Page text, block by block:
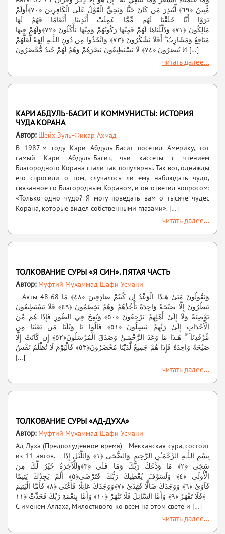
مُّبِينٌ ﴿٦٩﴾ لِّيُنذِرَ مَن كَانَ حَيًّا وَيَحِقَّ الْقَوْلُ عَلَى الْكَافِرِينَ ﴿٧٠﴾أَوَلَمْ
يَرَوْا أَنَّا خَلَقْنَا لَهُم مِّمَّا عَمِلَتْ أَيْدِينَا أَنْعَامًا فَهُمْ لَهَا
مَالِكُونَ ﴿٧١﴾ وَذَلَّلْنَاهَا لَهُمْ فَمِنْهَا رَكُوبُهُمْ وَمِنْهَا يَأْكُلُونَ ﴿٧٢﴾وَلَهُمْ فِيهَا
مَنَافِعُ وَمَشَارِبُ ۖ أَفَلَا يَشْكُرُونَ ﴿٧٣﴾ وَاتَّخَذُوا مِن دُونِ اللَّـهِ آلِهَةً لَّعَلَّهُمْ
يُنصَرُونَ ﴿٧٤﴾ لَا يَسْتَطِيعُونَ نَصْرَهُمْ وَهُمْ لَهُمْ جُندٌ مُّحْضَرُونَ И […]
читать далее...
КАРИ АБДУЛЬ-БАСИТ И КОММУНИСТЫ: ИСТОРИЯ
ЧУДА КОРАНА
Автор: Шейх Зуль-Фикар Ахмад
В 1987-м году Кари Абдуль-Басит посетил Америку, тот
самый Кари Абдуль-Басит, чьи кассеты с чтением
Благородного Корана стали так популярны. Так вот, однажды
его спросили о том, случалось ли ему наблюдать чудо,
связанное со Благородным Кораном, и он ответил вопросом:
«Только одно чудо? Я могу поведать вам о тысяче чудес
Корана, которые видел собственными глазами». […]
читать далее...
ТОЛКОВАНИЕ СУРЫ «Я СИН». ПЯТАЯ ЧАСТЬ
Автор: Муфтий Мухаммад Шафи Усмани
Аяты 48-68 وَيَقُولُونَ مَتَىٰ هَـٰذَا الْوَعْدُ إِن كُنتُمْ صَادِقِينَ ﴿٤٨﴾ مَا
يَنظُرُونَ إِلَّا صَيْحَةً وَاحِدَةً تَأْخُذُهُمْ وَهُمْ يَخِصِّمُونَ ﴿٤٩﴾ فَلَا يَسْتَطِيعُونَ
تَوْصِيَةً وَلَا إِلَىٰ أَهْلِهِمْ يَرْجِعُونَ ﴿٥٠﴾ وَنُفِخَ فِي الصُّورِ فَإِذَا هُم مِّنَ
الْأَجْدَاثِ إِلَىٰ رَبِّهِمْ يَنسِلُونَ ﴿٥١﴾ قَالُوا يَا وَيْلَنَا مَن بَعَثَنَا مِن
مَّرْقَدِنَا ۜ ۗ هَـٰذَا مَا وَعَدَ الرَّحْمَـٰنُ وَصَدَقَ الْمُرْسَلُونَ﴿٥٢﴾ إِن كَانَتْ إِلَّا
صَيْحَةً وَاحِدَةً فَإِذَا هُمْ جَمِيعٌ لَّدَيْنَا مُحْضَرُونَ﴿٥٣﴾ فَالْيَوْمَ لَا تُظْلَمُ نَفْسٌ
[…]
читать далее...
ТОЛКОВАНИЕ СУРЫ «АД-ДУХА»
Автор: Муфтий Мухаммад Шафи Усмани
Ад-Духа (Предполуденное время) Мекканская сура, состоит
из 11 аятов. بِسْمِ اللَّـهِ الرَّحْمَـٰنِ الرَّحِيمِ وَالضُّحَىٰ ﴿١﴾ وَاللَّيْلِ إِذَا
سَجَىٰ ﴿٢﴾ مَا وَدَّعَكَ رَبُّكَ وَمَا قَلَىٰ ﴿٣﴾وَلَلْآخِرَةُ خَيْرٌ لَّكَ مِنَ
الْأُولَىٰ ﴿٤﴾ وَلَسَوْفَ يُعْطِيكَ رَبُّكَ فَتَرْضَىٰ﴿٥﴾ أَلَمْ يَجِدْكَ يَتِيمًا
فَآوَىٰ ﴿٦﴾ وَوَجَدَكَ ضَالًّا فَهَدَىٰ ﴿٧﴾وَوَجَدَكَ عَائِلًا فَأَغْنَىٰ ﴿٨﴾ فَأَمَّا الْيَتِيمَ
فَلَا تَقْهَرْ ﴿٩﴾ وَأَمَّا السَّائِلَ فَلَا تَنْهَرْ ﴿١٠﴾ وَأَمَّا بِنِعْمَةِ رَبِّكَ فَحَدِّثْ ﴿١١﴾
С именем Аллаха, Милостивого ко всем на этом свете и […]
читать далее...